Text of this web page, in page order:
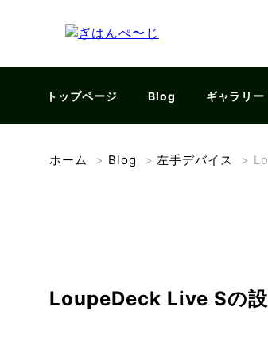
トップページ Blog ギャラリー
ホーム > Blog >左手デバイス >
LoupeDeck Live Sの